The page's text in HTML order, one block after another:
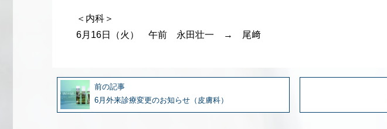
＜内科＞
6月16日（火） 午前 永田壮一 → 尾﨑
前の記事
6月外来診療変更のお知らせ（皮膚科）